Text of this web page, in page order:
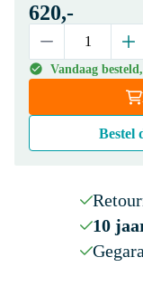
620,-
Vandaag
Bestel
10